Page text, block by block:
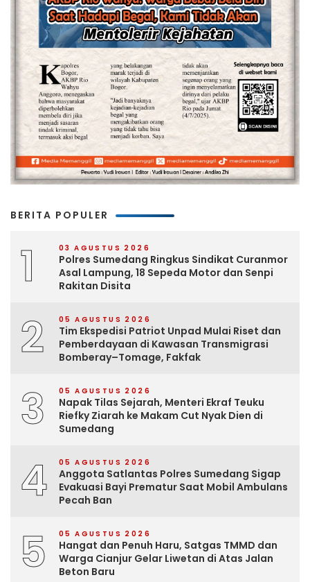
BERITA POPULER
1 03 AGUSTUS 2026
Polres Sumedang Ringkus Sindikat Curanmor
Asal Lampung, 18 Sepeda Motor dan Senpi
Rakitan Disita
2 05 AGUSTUS 2026
Tim Ekspedisi Patriot Unpad Mulai Riset dan
Pemberdayaan di Kawasan Transmigrasi
Bomberay–Tomage, Fakfak
3 05 AGUSTUS 2026
Napak Tilas Sejarah, Menteri Ekraf Teuku
Riefky Ziarah ke Makam Cut Nyak Dien di
Sumedang
4 05 AGUSTUS 2026
Anggota Satlantas Polres Sumedang Sigap
Evakuasi Bayi Prematur Saat Mobil Ambulans
Pecah Ban
5 05 AGUSTUS 2026
Hangat dan Penuh Haru, Satgas TMMD dan
Warga Cianjur Gelar Liwetan di Atas Jalan
Beton Baru